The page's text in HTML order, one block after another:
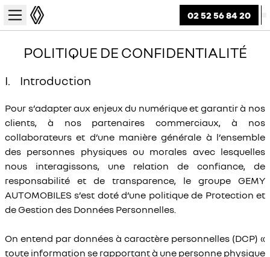
02 52 56 84 20
POLITIQUE DE CONFIDENTIALITÉ
I. Introduction
Pour s’adapter aux enjeux du numérique et garantir à nos
clients, à nos partenaires commerciaux, à nos
collaborateurs et d’une manière générale à l’ensemble
des personnes physiques ou morales avec lesquelles
nous interagissons, une relation de confiance, de
responsabilité et de transparence, le groupe GEMY
AUTOMOBILES s’est doté d’une politique de Protection et
de Gestion des Données Personnelles.
On entend par données à caractère personnelles (DCP) «
toute information se rapportant à une personne physique